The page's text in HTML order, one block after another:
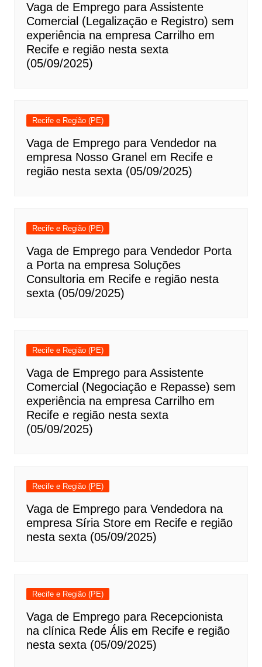
Vaga de Emprego para Assistente
Comercial (Legalização e Registro) sem
experiência na empresa Carrilho em
Recife e região nesta sexta
(05/09/2025)
Recife e Região (PE)
Vaga de Emprego para Vendedor na
empresa Nosso Granel em Recife e
região nesta sexta (05/09/2025)
Recife e Região (PE)
Vaga de Emprego para Vendedor Porta
a Porta na empresa Soluções
Consultoria em Recife e região nesta
sexta (05/09/2025)
Recife e Região (PE)
Vaga de Emprego para Assistente
Comercial (Negociação e Repasse) sem
experiência na empresa Carrilho em
Recife e região nesta sexta
(05/09/2025)
Recife e Região (PE)
Vaga de Emprego para Vendedora na
empresa Síria Store em Recife e região
nesta sexta (05/09/2025)
Recife e Região (PE)
Vaga de Emprego para Recepcionista
na clínica Rede Ális em Recife e região
nesta sexta (05/09/2025)